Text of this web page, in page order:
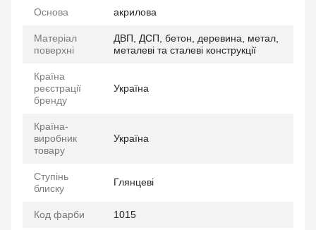
Основа акрилова
Матеріал
поверхні
ДВП, ДСП, бетон, деревина, метал,
металеві та сталеві конструкції
Країна
реєстрації
бренду
Україна
Країна-
виробник
товару
Україна
Ступінь
блиску
Глянцеві
Код фарби 1015